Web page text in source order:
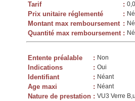
Tarif :
Prix unitaire réglementé :
Montant max remboursement :
Quantité max remboursement :
Entente préalable : Non
Indications : Oui
Identifiant : Néant
Age maxi : Néant
Nature de prestation : VU3 Verre